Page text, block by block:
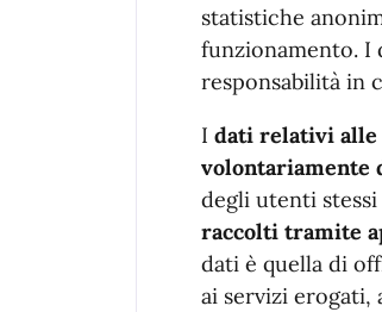
statistiche
funzionamento. I
responsabilità in
I dati relativi alle
volontariamente
degli utenti
raccolti tramite
dati è quella di
ai servizi erogati,